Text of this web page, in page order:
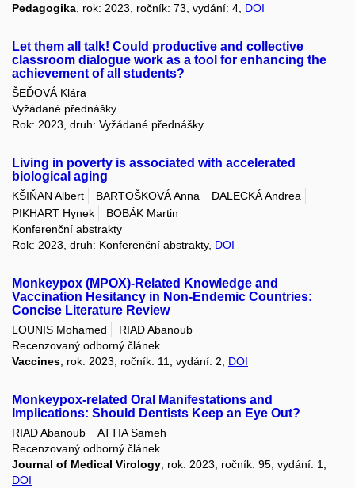
Pedagogika , rok: 2023, ročník: 73, vydání: 4, DOI
Let them all talk! Could productive and collective
classroom dialogue work as a tool for enhancing the
achievement of all students?
ŠEĎOVÁ Klára
Vyžádané přednášky
Rok: 2023, druh: Vyžádané přednášky
Living in poverty is associated with accelerated
biological aging
KŠIŇAN Albert BARTOŠKOVÁ Anna
DALECKÁ Andrea
PIKHART Hynek
BOBÁK Martin
Konferenční abstrakty
Rok: 2023, druh: Konferenční abstrakty, DOI
Monkeypox (MPOX)-Related Knowledge and
Vaccination Hesitancy in Non-Endemic Countries:
Concise Literature Review
LOUNIS Mohamed
RIAD Abanoub
Recenzovaný odborný článek
Vaccines , rok: 2023, ročník: 11, vydání: 2, DOI
Monkeypox-related Oral Manifestations and
Implications: Should Dentists Keep an Eye Out?
RIAD Abanoub
ATTIA Sameh
Recenzovaný odborný článek
Journal of Medical Virology, rok: 2023, ročník: 95, vydání: 1,
DOI